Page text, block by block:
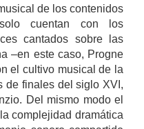
de los contenidos
cuentan con los
cantados sobre las
–en este caso, Progne
el cultivo musical de la
de finales del siglo XVI,
Del mismo modo el
complejidad dramática